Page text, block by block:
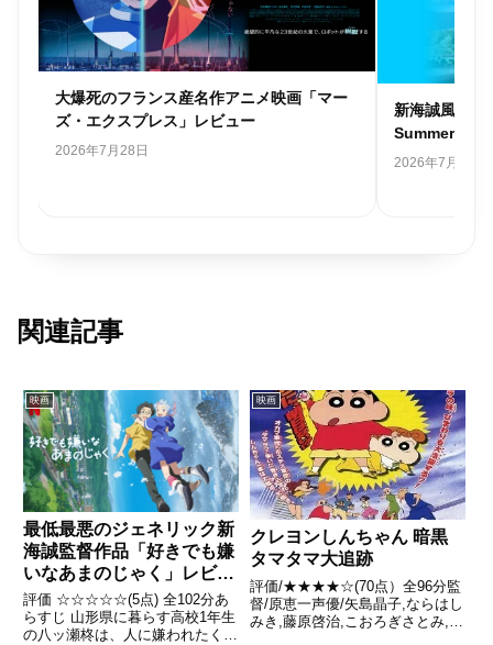
大爆死のフランス産名作アニメ映画「マー
ズ・エクスプレス」レビュー
2026年7月28日
新海誠風韓国
Summer あの
2026年7月26日
関連記事
映画
最低最悪のジェネリック新
海誠監督作品「好きでも嫌
いなあまのじゃく」レビュ
ー
評価 ☆☆☆☆☆(5点) 全102分あ
らすじ 山形県に暮らす高校1年生
の八ッ瀬柊は、人に嫌われたくな
映画
クレヨンしんちゃん 暗黒
タマタマ大追跡
評価/★★★★☆(70点）全96分監
督/原恵一声優/矢島晶子,ならはし
みき,藤原啓治,こおろぎさとみ,真